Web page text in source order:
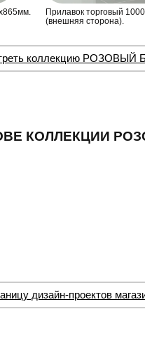
Прилавок торговый
(внешняя сторона).
коллекцию РОЗОВЫЙ
КОЛЛЕКЦИИ
дизайн-проектов